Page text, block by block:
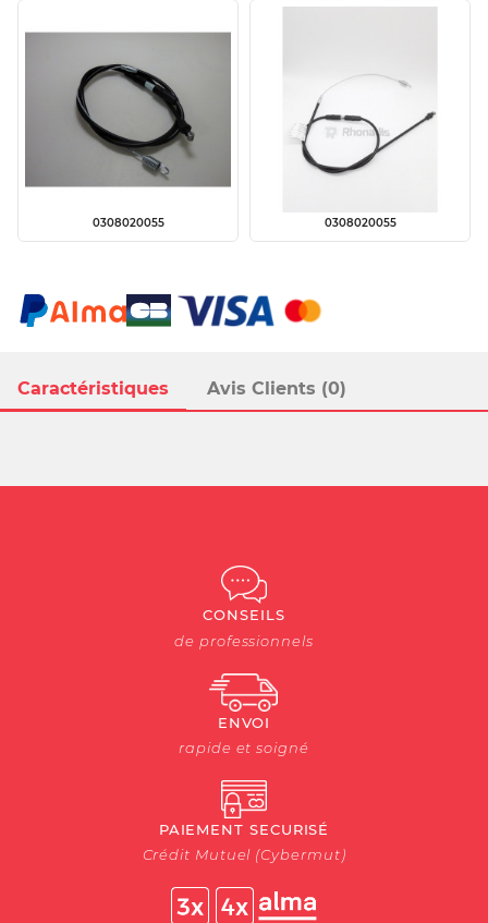
Caractéristiques Avis Clients (0)
0308020055 0308020055
CONSEILS
de professionnels
ENVOI
rapide et soigné
PAIEMENT SECURISÉ
Crédit Mutuel (Cybermut)